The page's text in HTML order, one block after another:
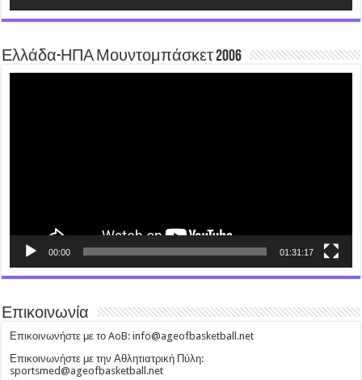
Ελλάδα-ΗΠΑ Μουντομπάσκετ 2006
00:00 01:31:17
Επικοινωνία
Επικοινωνήστε με το AoB: info@ageofbasketball.net
Επικοινωνήστε με την Αθλητιατρική Πύλη:
sportsmed@ageofbasketball.net